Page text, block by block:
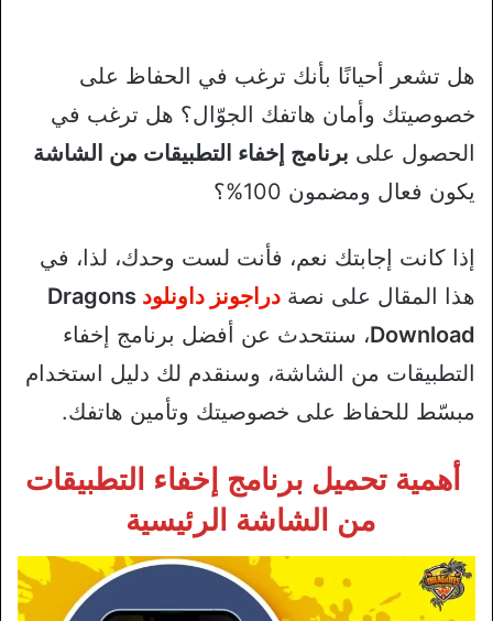
هل تشعر أحيانًا بأنك ترغب في الحفاظ على
خصوصيتك وأمان هاتفك الجوّال؟ هل ترغب في
الحصول على برنامج إخفاء التطبيقات من الشاشة
يكون فعال ومضمون 100%؟
إذا كانت إجابتك نعم، فأنت لست وحدك، لذا، في
هذا المقال على نصة دراجونز داونلود Dragons
Download، سنتحدث عن أفضل برنامج إخفاء
التطبيقات من الشاشة، وسنقدم لك دليل استخدام
مبسّط للحفاظ على خصوصيتك وتأمين هاتفك.
أهمية تحميل برنامج إخفاء التطبيقات
من الشاشة الرئيسية